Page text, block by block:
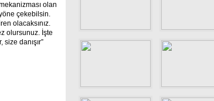
olan
çekebilsin.
olacaksınız.
olursunuz. İşte
danışır”